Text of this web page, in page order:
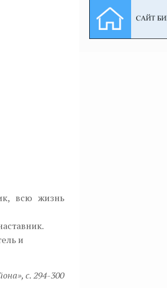
всю жизнь
и
с. 294-300